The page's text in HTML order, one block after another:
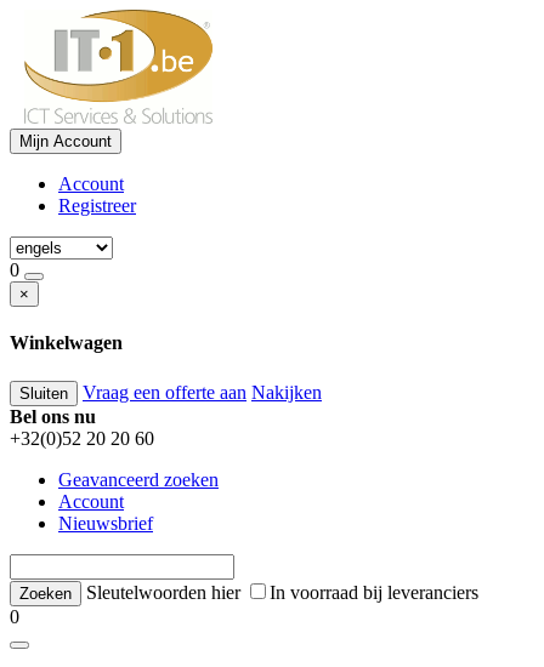
Mijn Account
Account
Registreer
0
×
Winkelwagen
Sluiten Vraag een offerte aan Nakijken
Bel ons nu
+32(0)52 20 20 60
Geavanceerd zoeken
Account
Nieuwsbrief
Sleutelwoorden hier
In voorraad bij leveranciers
0